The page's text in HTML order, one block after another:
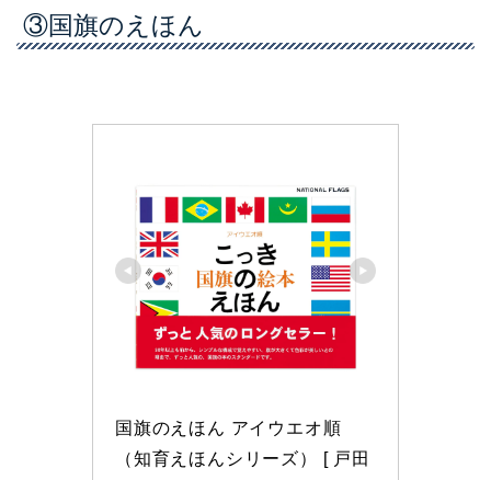
③国旗のえほん
国旗のえほん アイウエオ順
（知育えほんシリーズ） [ 戸田